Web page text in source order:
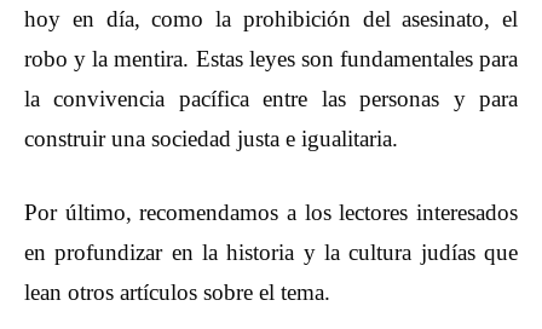
hoy en día, como la prohibición del asesinato, el
robo y la mentira. Estas leyes son fundamentales para
la convivencia pacífica entre las personas y para
construir una sociedad justa e igualitaria.
Por último, recomendamos a los lectores interesados
en profundizar en la historia y la cultura judías que
lean otros artículos sobre el tema.